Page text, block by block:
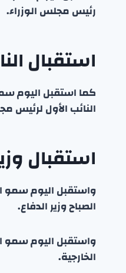
رئيس مجلس الوزراء.
استقبال
النائب الأول لرئيس
استقبال
الصباح وزير الدفاع.
واستقبل اليوم سمو
الخارجية.